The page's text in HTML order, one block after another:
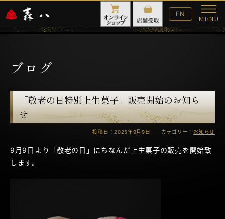
English
Website
EN
MENU
メ
ニ
ブログ
「敬老の日特別上生菓子」販売開始のお知ら
せ
投稿日：2025年9月9日 カテゴリー： お知らせ
9月9日より「敬老の日」にちなんだ上生菓子の販売を開始致
します。